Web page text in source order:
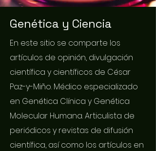
Genética y Ciencia
En este sitio se comparte los
artículos de opinión, divulgación
científica y científicos de César
Paz-y-Miño. Médico especializado
en Genética Clínica y Genética
Molecular Humana. Articulista de
periódicos y revistas de difusión
científica, así como los artículos en